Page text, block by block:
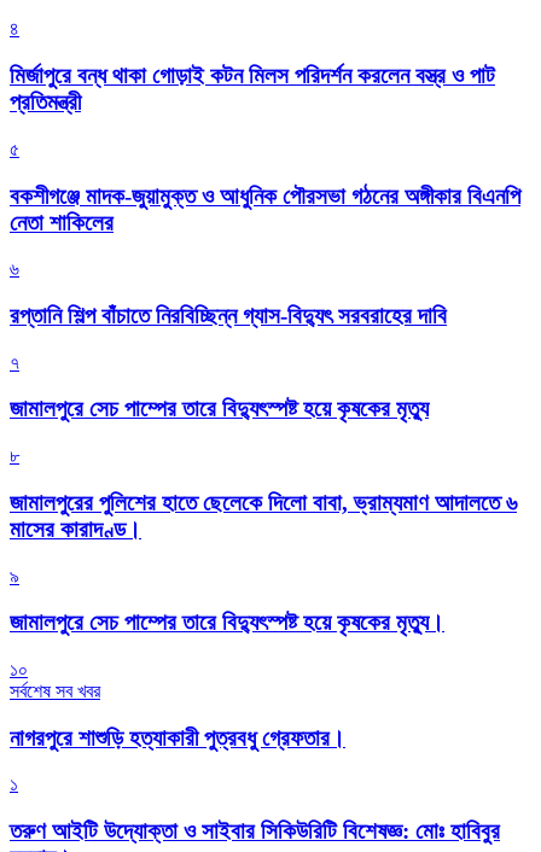
৪
মির্জাপুরে বন্ধ থাকা গোড়াই কটন মিলস পরিদর্শন করলেন বস্ত্র ও পাট
প্রতিমন্ত্রী
৫
বকশীগঞ্জে মাদক-জুয়ামুক্ত ও আধুনিক পৌরসভা গঠনের অঙ্গীকার বিএনপি
নেতা শাকিলের
৬
রপ্তানি শিল্প বাঁচাতে নিরবিচ্ছিন্ন গ্যাস-বিদ্যুৎ সরবরাহের দাবি
৭
জামালপুরে সেচ পাম্পের তারে বিদ্যুৎস্পষ্ট হয়ে কৃষকের মৃত্যু
৮
জামালপুরের পুলিশের হাতে ছেলেকে দিলো বাবা, ভ্রাম্যমাণ আদালতে ৬
মাসের কারাদণ্ড।
৯
জামালপুরে সেচ পাম্পের তারে বিদ্যুৎস্পষ্ট হয়ে কৃষকের মৃত্যু।
১০
সর্বশেষ সব খবর
নাগরপুরে শাশুড়ি হত্যাকারী পুত্রবধু গ্রেফতার।
১
তরুণ আইটি উদ্যোক্তা ও সাইবার সিকিউরিটি বিশেষজ্ঞ: মোঃ হাবিবুর